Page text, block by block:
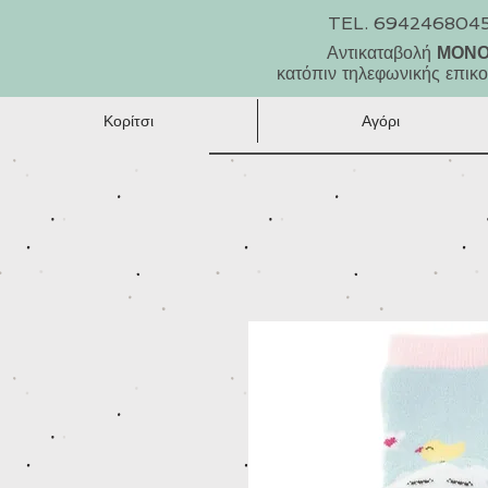
TEL.
Αντικαταβολή
κατόπιν τηλεφωνικής
Κορίτσι Αγόρι